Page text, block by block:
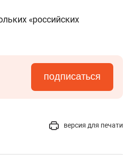
«российских
подписаться
версия для печати